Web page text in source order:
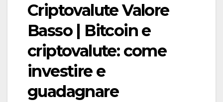
Criptovalute Valore
Basso | Bitcoin e
сriptovalute: come
investire e
guadagnare